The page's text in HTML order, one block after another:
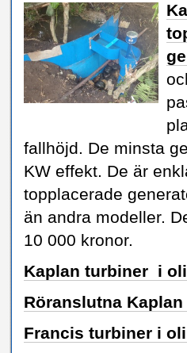
fallhöjd. De minsta
KW effekt. De är
topplacerade
än andra modeller.
10 000 kronor.
Kaplan turbiner i
Röranslutna
Francis turbiner i